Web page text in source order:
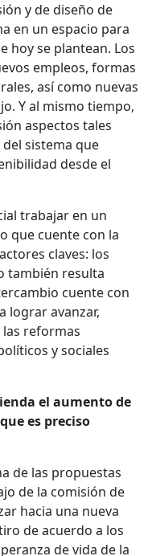
y de diseño de
en un espacio para
hoy se plantean. Los
empleos, formas
así como nuevas
Y al mismo tiempo,
aspectos tales
sistema que
desde el
trabajar en un
que cuente con la
claves: los
también resulta
cuente con
lograr avanzar,
reformas
y sociales
el aumento de
es preciso
de las propuestas
de la comisión de
hacia una nueva
de acuerdo a los
de vida de la